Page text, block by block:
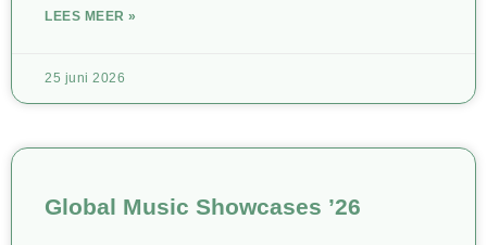
LEES MEER »
25 juni 2026
Global Music Showcases ’26